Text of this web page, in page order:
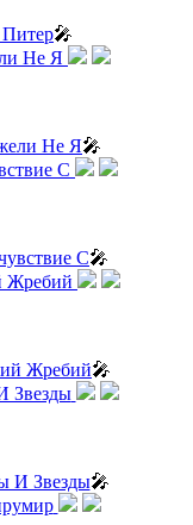
🎤
Не Я🎤
C🎤
Жребий🎤
И Звезды🎤